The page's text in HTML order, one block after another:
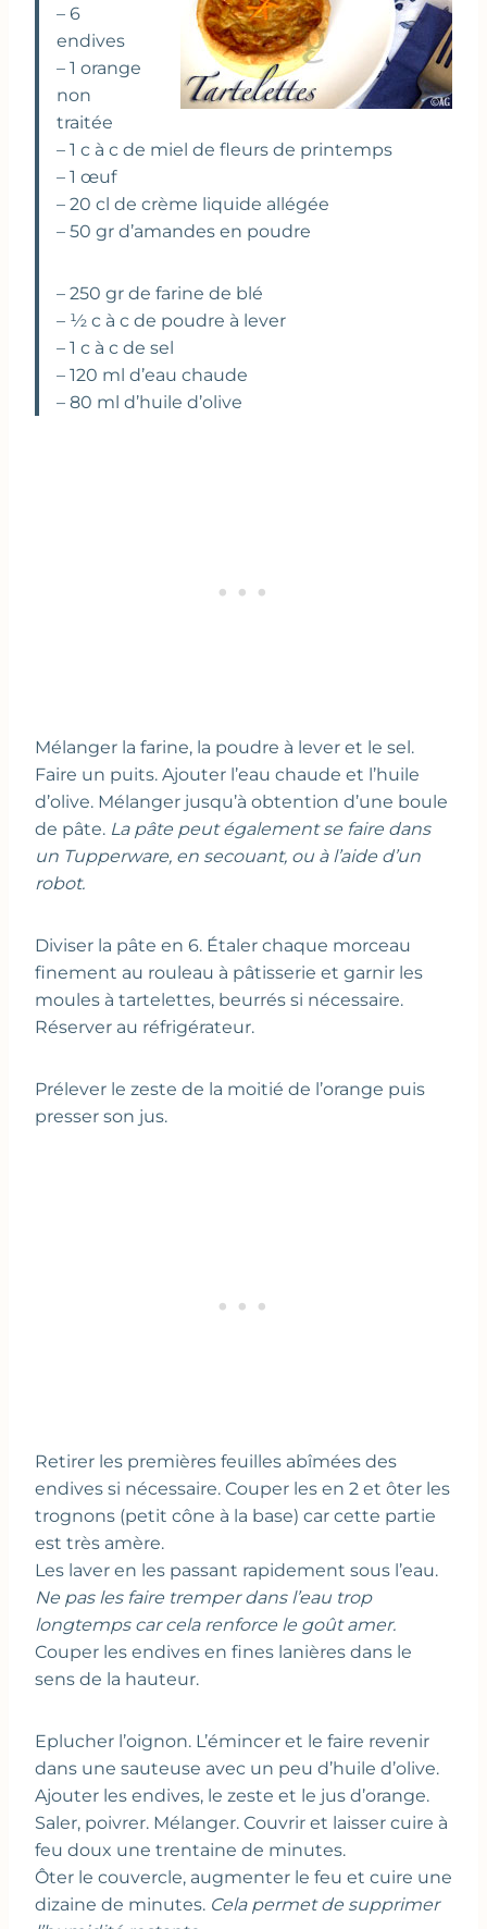
– 6
endives
– 1 orange
non
traitée
– 1 c à c de miel de fleurs de printemps
– 1 œuf
– 20 cl de crème liquide allégée
– 50 gr d’amandes en poudre
– 250 gr de farine de blé
– ½ c à c de poudre à lever
– 1 c à c de sel
– 120 ml d’eau chaude
– 80 ml d’huile d’olive
Mélanger la farine, la poudre à lever et le sel.
Faire un puits. Ajouter l’eau chaude et l’huile
d’olive. Mélanger jusqu’à obtention d’une boule
de pâte. La pâte peut également se faire dans
un Tupperware, en secouant, ou à l’aide d’un
robot.
Diviser la pâte en 6. Étaler chaque morceau
finement au rouleau à pâtisserie et garnir les
moules à tartelettes, beurrés si nécessaire.
Réserver au réfrigérateur.
Prélever le zeste de la moitié de l’orange puis
presser son jus.
Retirer les premières feuilles abîmées des
endives si nécessaire. Couper les en 2 et ôter les
trognons (petit cône à la base) car cette partie
est très amère.
Les laver en les passant rapidement sous l’eau.
Ne pas les faire tremper dans l’eau trop
longtemps car cela renforce le goût amer.
Couper les endives en fines lanières dans le
sens de la hauteur.
Eplucher l’oignon. L’émincer et le faire revenir
dans une sauteuse avec un peu d’huile d’olive.
Ajouter les endives, le zeste et le jus d’orange.
Saler, poivrer. Mélanger. Couvrir et laisser cuire à
feu doux une trentaine de minutes.
Ôter le couvercle, augmenter le feu et cuire une
dizaine de minutes. Cela permet de supprimer